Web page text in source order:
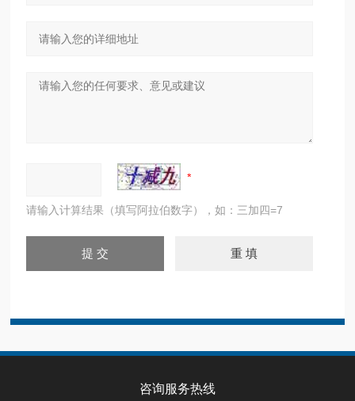
请输入计算结果（填写阿拉伯数字），如：三加四=7
咨询服务热线